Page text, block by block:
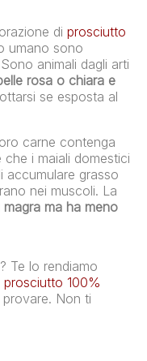
di prosciutto
umano sono
animali dagli arti
rosa o chiara e
se esposta al
carne contenga
i maiali domestici
accumulare grasso
nei muscoli. La
magra ma ha meno
Te lo rendiamo
prosciutto 100%
Non ti